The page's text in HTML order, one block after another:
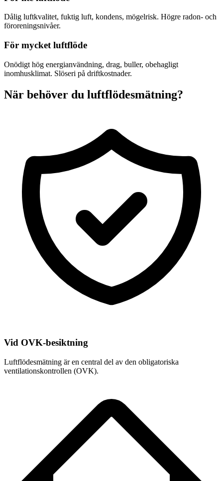
Dålig luftkvalitet, fuktig luft, kondens, mögelrisk. Högre radon- och
föroreningsnivåer.
För mycket luftflöde
Onödigt hög energianvändning, drag, buller, obehagligt
inomhusklimat. Slöseri på driftkostnader.
När behöver du luftflödesmätning?
Vid OVK-besiktning
Luftflödesmätning är en central del av den obligatoriska
ventilationskontrollen (OVK).